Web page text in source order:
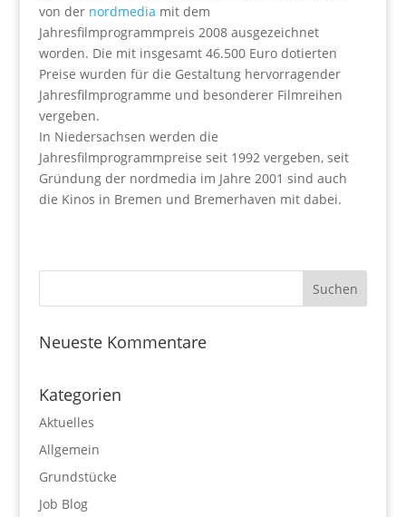
von der nordmedia mit dem
Jahresfilmprogrammpreis 2008 ausgezeichnet
worden. Die mit insgesamt 46.500 Euro dotierten
Preise wurden für die Gestaltung hervorragender
Jahresfilmprogramme und besonderer Filmreihen
vergeben.
In Niedersachsen werden die
Jahresfilmprogrammpreise seit 1992 vergeben, seit
Gründung der nordmedia im Jahre 2001 sind auch
die Kinos in Bremen und Bremerhaven mit dabei.
Neueste Kommentare
Kategorien
Aktuelles
Allgemein
Grundstücke
Job Blog